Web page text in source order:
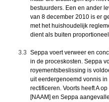
bestuurders. Een en ander
van 8 december 2010 is er
met het huishoudelijk
dient als buiten
3.3 Seppa voert verweer en
in de proceskosten. Seppa
royementsbeslissing is
uit eerdergenoemd vonnis
rectificeren. Voorts heeft A
[NAAM] en Seppa